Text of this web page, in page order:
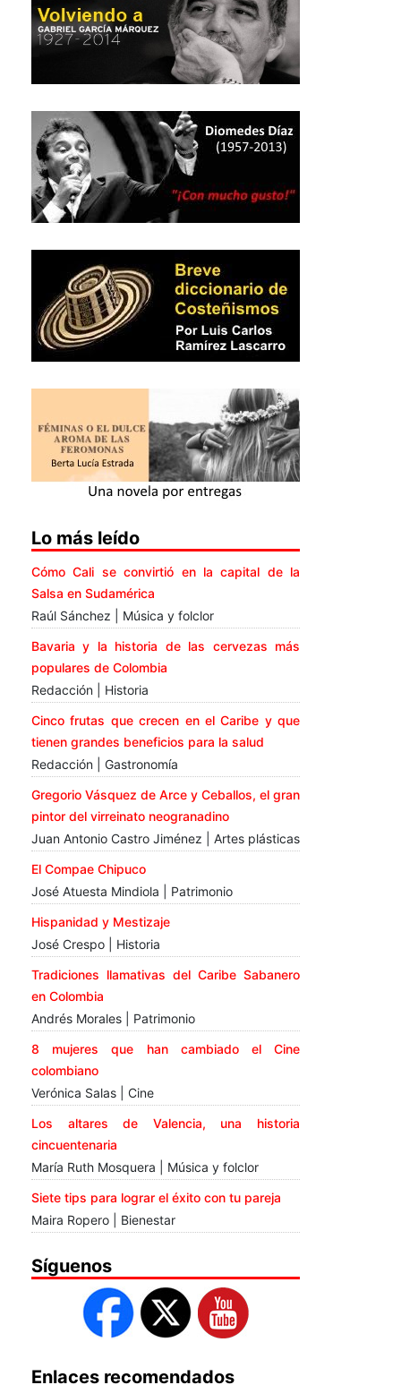
Lo más leído
Cómo Cali se convirtió en la capital de la
Salsa en Sudamérica
Raúl Sánchez | Música y folclor
Bavaria y la historia de las cervezas más
populares de Colombia
Redacción | Historia
Cinco frutas que crecen en el Caribe y que
tienen grandes beneficios para la salud
Redacción | Gastronomía
Gregorio Vásquez de Arce y Ceballos, el gran
pintor del virreinato neogranadino
Juan Antonio Castro Jiménez | Artes plásticas
El Compae Chipuco
José Atuesta Mindiola | Patrimonio
Hispanidad y Mestizaje
José Crespo | Historia
Tradiciones llamativas del Caribe Sabanero
en Colombia
Andrés Morales | Patrimonio
8 mujeres que han cambiado el Cine
colombiano
Verónica Salas | Cine
Los altares de Valencia, una historia
cincuentenaria
María Ruth Mosquera | Música y folclor
Siete tips para lograr el éxito con tu pareja
Maira Ropero | Bienestar
Síguenos
Enlaces recomendados